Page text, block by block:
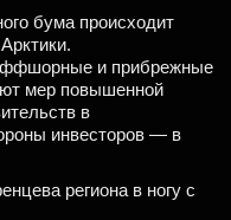
бума происходит
и прибрежные
мер повышенной
в
инвесторов — в
региона в ногу с